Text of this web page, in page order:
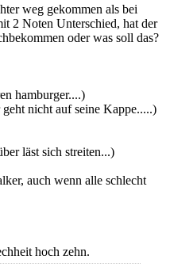
weg gekommen als bei
2 Noten Unterschied, hat der
oder was soll das?
hamburger....)
nicht auf seine Kappe.....)
läst sich streiten...)
auch wenn alle schlecht
hoch zehn.